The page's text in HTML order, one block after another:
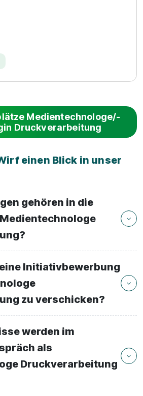
Medientechnologe/-
Druckverarbeitung
einen Blick in unser
gehören in die
Initiativbewerbung
zu verschicken?
werden im
als
Druckverarbeitung